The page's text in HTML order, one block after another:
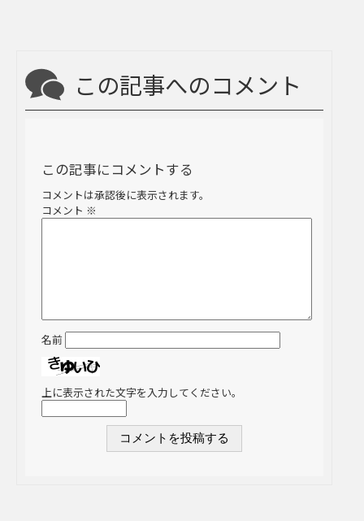
この記事へのコメント
この記事にコメントする
コメントは承認後に表示されます。
コメント ※
名前
上に表示された文字を入力してください。